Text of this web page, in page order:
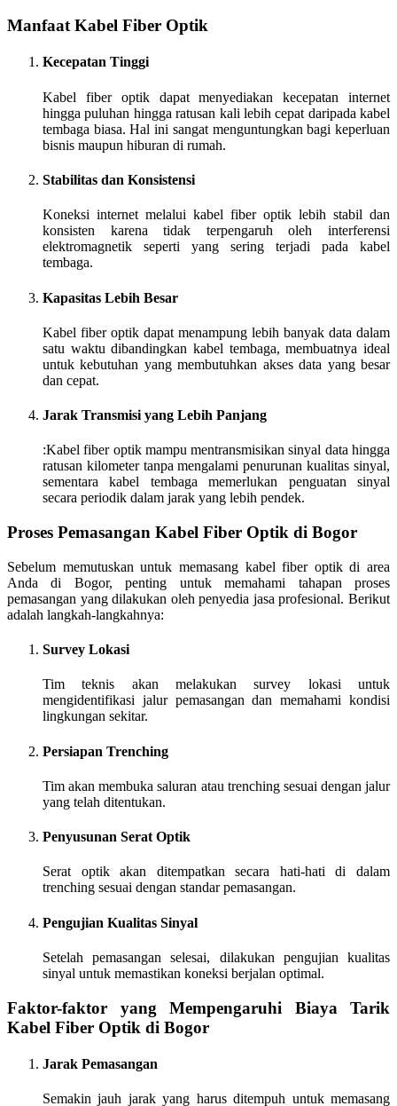
Manfaat Kabel Fiber Optik
Kecepatan Tinggi
Kabel fiber optik dapat menyediakan kecepatan internet
hingga puluhan hingga ratusan kali lebih cepat daripada kabel
tembaga biasa. Hal ini sangat menguntungkan bagi keperluan
bisnis maupun hiburan di rumah.
Stabilitas dan Konsistensi
Koneksi internet melalui kabel fiber optik lebih stabil dan
konsisten karena tidak terpengaruh oleh interferensi
elektromagnetik seperti yang sering terjadi pada kabel
tembaga.
Kapasitas Lebih Besar
Kabel fiber optik dapat menampung lebih banyak data dalam
satu waktu dibandingkan kabel tembaga, membuatnya ideal
untuk kebutuhan yang membutuhkan akses data yang besar
dan cepat.
Jarak Transmisi yang Lebih Panjang
:Kabel fiber optik mampu mentransmisikan sinyal data hingga
ratusan kilometer tanpa mengalami penurunan kualitas sinyal,
sementara kabel tembaga memerlukan penguatan sinyal
secara periodik dalam jarak yang lebih pendek.
Proses Pemasangan Kabel Fiber Optik di Bogor
Sebelum memutuskan untuk memasang kabel fiber optik di area
Anda di Bogor, penting untuk memahami tahapan proses
pemasangan yang dilakukan oleh penyedia jasa profesional. Berikut
adalah langkah-langkahnya:
Survey Lokasi
Tim teknis akan melakukan survey lokasi untuk
mengidentifikasi jalur pemasangan dan memahami kondisi
lingkungan sekitar.
Persiapan Trenching
Tim akan membuka saluran atau trenching sesuai dengan jalur
yang telah ditentukan.
Penyusunan Serat Optik
Serat optik akan ditempatkan secara hati-hati di dalam
trenching sesuai dengan standar pemasangan.
Pengujian Kualitas Sinyal
Setelah pemasangan selesai, dilakukan pengujian kualitas
sinyal untuk memastikan koneksi berjalan optimal.
Faktor-faktor yang Mempengaruhi Biaya Tarik
Kabel Fiber Optik di Bogor
Jarak Pemasangan
Semakin jauh jarak yang harus ditempuh untuk memasang